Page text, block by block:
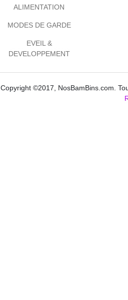
ALIMENTATION
MODES DE GARDE
EVEIL &
DEVELOPPEMENT
Copyright ©2017, NosBamBins.com.